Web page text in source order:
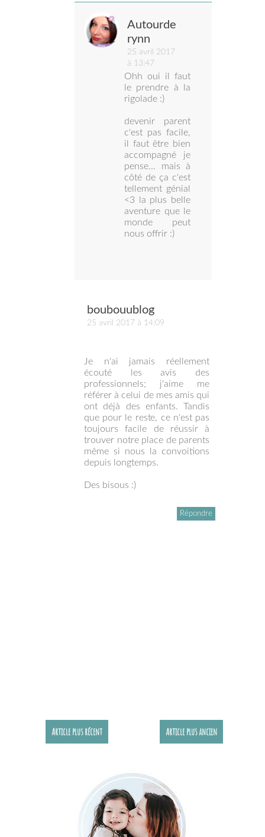
Autourde
rynn
25 avril 2017
à 13:47
Ohh oui il faut
le prendre à la
rigolade :)
devenir parent
c'est pas facile,
il faut être bien
accompagné je
pense... mais à
côté de ça c'est
tellement génial
<3 la plus belle
aventure que le
monde peut
nous offrir :)
boubouublog
25 avril 2017 à 14:09
Je n'ai jamais réellement
écouté les avis des
professionnels; j'aime me
référer à celui de mes amis qui
ont déjà des enfants. Tandis
que pour le reste, ce n'est pas
toujours facile de réussir à
trouver notre place de parents
même si nous la convoitions
depuis longtemps.
Des bisous :)
Répondre
Article plus récent Article plus ancien